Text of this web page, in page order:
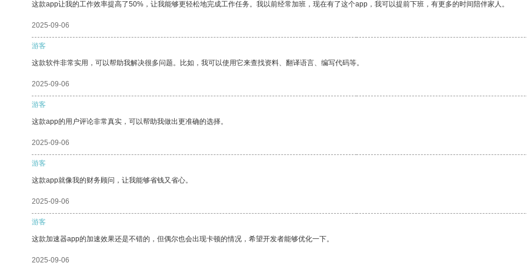
这款app让我的工作效率提高了50%，让我能够更轻松地完成工作任务。我以前经常加班，现在有了这个app，我可以提前下班，有更多的时间陪伴家人。
2025-09-06
游客
这款软件非常实用，可以帮助我解决很多问题。比如，我可以使用它来查找资料、翻译语言、编写代码等。
2025-09-06
游客
这款app的用户评论非常真实，可以帮助我做出更准确的选择。
2025-09-06
游客
这款app就像我的财务顾问，让我能够省钱又省心。
2025-09-06
游客
这款加速器app的加速效果还是不错的，但偶尔也会出现卡顿的情况，希望开发者能够优化一下。
2025-09-06